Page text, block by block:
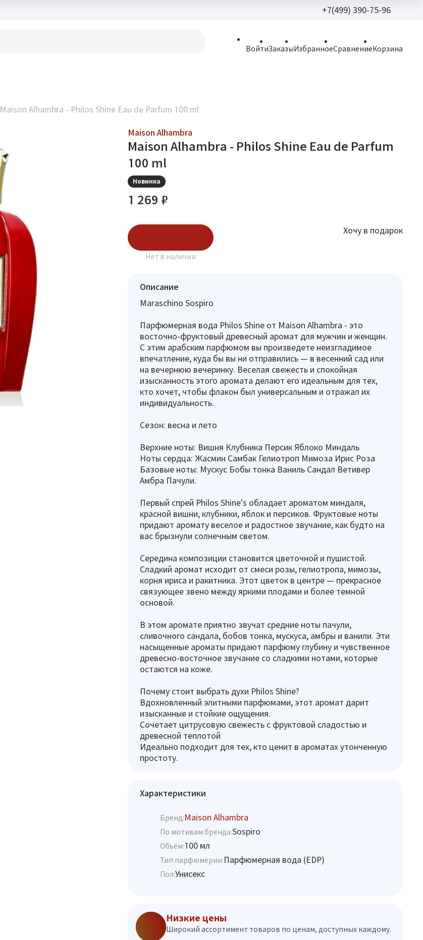
+7(499) 390-75-96
ВойтиЗаказыИзбранноеСравнениеКорзина
Maison Alhambra - Philos Shine Eau de Parfum 100 ml
Maison Alhambra
Maison Alhambra - Philos Shine Eau de Parfum
100 ml
Новинка
1 269 ₽
Нет в наличии
Хочу в подарок
Описание
Maraschino Sospiro
Парфюмерная вода Philos Shine от Maison Alhambra - это
восточно-фруктовый древесный аромат для мужчин и женщин.
С этим арабским парфюмом вы произведете неизгладимое
впечатление, куда бы вы ни отправились — в весенний сад или
на вечернюю вечеринку. Веселая свежесть и спокойная
изысканность этого аромата делают его идеальным для тех,
кто хочет, чтобы флакон был универсальным и отражал их
индивидуальность.
Сезон: весна и лето
Верхние ноты: Вишня Клубника Персик Яблоко Миндаль
Ноты сердца: Жасмин Самбак Гелиотроп Мимоза Ирис Роза
Базовые ноты: Мускус Бобы тонка Ваниль Сандал Ветивер
Амбра Пачули.
Первый спрей Philos Shine's обладает ароматом миндаля,
красной вишни, клубники, яблок и персиков. Фруктовые ноты
придают аромату веселое и радостное звучание, как будто на
вас брызнули солнечным светом.
Середина композиции становится цветочной и пушистой.
Сладкий аромат исходит от смеси розы, гелиотропа, мимозы,
корня ириса и ракитника. Этот цветок в центре — прекрасное
связующее звено между яркими плодами и более темной
основой.
В этом аромате приятно звучат средние ноты пачули,
сливочного сандала, бобов тонка, мускуса, амбры и ванили. Эти
насыщенные ароматы придают парфюму глубину и чувственное
древесно-восточное звучание со сладкими нотами, которые
остаются на коже.
Почему стоит выбрать духи Philos Shine?
Вдохновленный элитными парфюмами, этот аромат дарит
изысканные и стойкие ощущения.
Сочетает цитрусовую свежесть с фруктовой сладостью и
древесной теплотой
Идеально подходит для тех, кто ценит в ароматах утонченную
простоту.
Характеристики
Бренд:Maison Alhambra
По мотивам бренда:Sospiro
Объём:100 мл
Тип парфюмерии:Парфюмерная вода (EDP)
Пол:Унисекс
Низкие цены
Широкий ассортимент товаров по ценам, доступных каждому.